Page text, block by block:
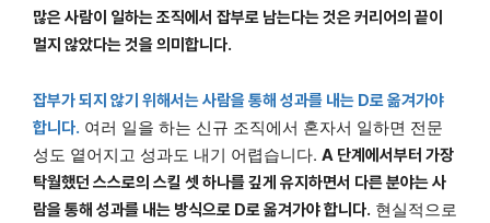
많은 사람이 일하는 조직에서 잡부로 남는다는 것은 커리어의 끝이
멀지 않았다는 것을 의미합니다.
잡부가 되지 않기 위해서는 사람을 통해 성과를 내는 D로 옮겨가야
합니다. 여러 일을 하는 신규 조직에서 혼자서 일하면 전문
성도 옅어지고 성과도 내기 어렵습니다. A 단계에서부터 가장
탁월했던 스스로의 스킬 셋 하나를 깊게 유지하면서 다른 분야는 사
람을 통해 성과를 내는 방식으로 D로 옮겨가야 합니다. 현실적으로